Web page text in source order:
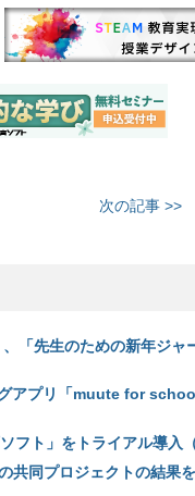
次の記事 >>
「先生のための新年ジャ
アプリ「muute for
フト」をトライアル導入
共同プロジェクトの結果